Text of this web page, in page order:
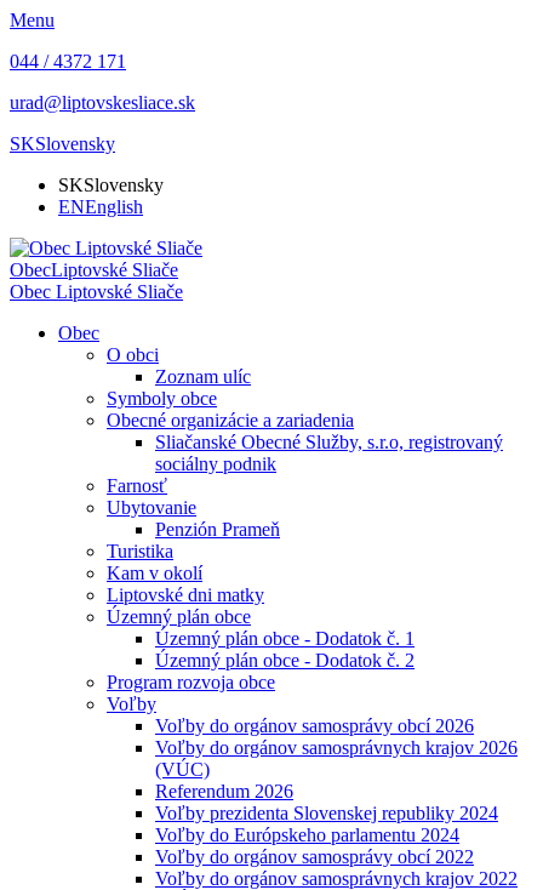
Menu
044 / 4372 171
urad@liptovskesliace.sk
SKSlovensky
SKSlovensky
ENEnglish
ObecLiptovské Sliače
Obec Liptovské Sliače
Obec
O obci
Zoznam ulíc
Symboly obce
Obecné organizácie a zariadenia
Sliačanské Obecné Služby, s.r.o, registrovaný
sociálny podnik
Farnosť
Ubytovanie
Penzión Prameň
Turistika
Kam v okolí
Liptovské dni matky
Územný plán obce
Územný plán obce - Dodatok č. 1
Územný plán obce - Dodatok č. 2
Program rozvoja obce
Voľby
Voľby do orgánov samosprávy obcí 2026
Voľby do orgánov samosprávnych krajov 2026
(VÚC)
Referendum 2026
Voľby prezidenta Slovenskej republiky 2024
Voľby do Európskeho parlamentu 2024
Voľby do orgánov samosprávy obcí 2022
Voľby do orgánov samosprávnych krajov 2022